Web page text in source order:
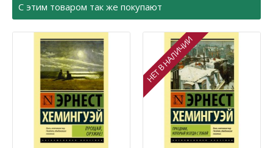
С этим товаром так же покупают
НЕТ В НАЛИЧИИ